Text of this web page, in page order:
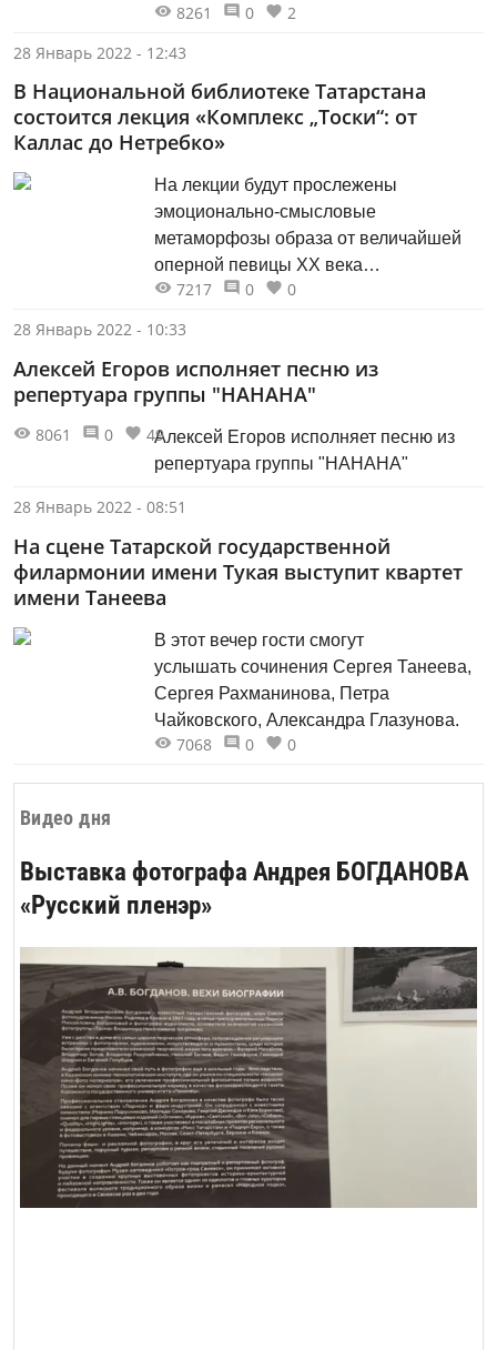
Видео дня
Выставка фотографа Андрея БОГДАНОВА
«Русский пленэр»
друг и единомышленник нашего
8261 0
2
28 Январь 2022 - 12:43
В Национальной библиотеке Татарстана
состоится лекция «Комплекс „Тоски“: от
Каллас до Нетребко»
На лекции будут прослежены
эмоционально-смысловые
метаморфозы образа от величайшей
оперной певицы ХХ века
до интерпретации главной оперной
член экспертного совета фестиваля
«Золотая маска», журналист Владимир
7217 0
0
28 Январь 2022 - 10:33
Алексей Егоров исполняет песню из
репертуара группы "НАНАНА"
Алексей Егоров исполняет песню из
репертуара группы "НАНАНА"
8061 0 49
28 Январь 2022 - 08:51
На сцене Татарской государственной
филармонии имени Тукая выступит квартет
имени Танеева
В этот вечер гости смогут
услышать сочинения Сергея Танеева,
Cергея Рахманинова, Петра
Чайковского, Александра Глазунова.
7068 0 0